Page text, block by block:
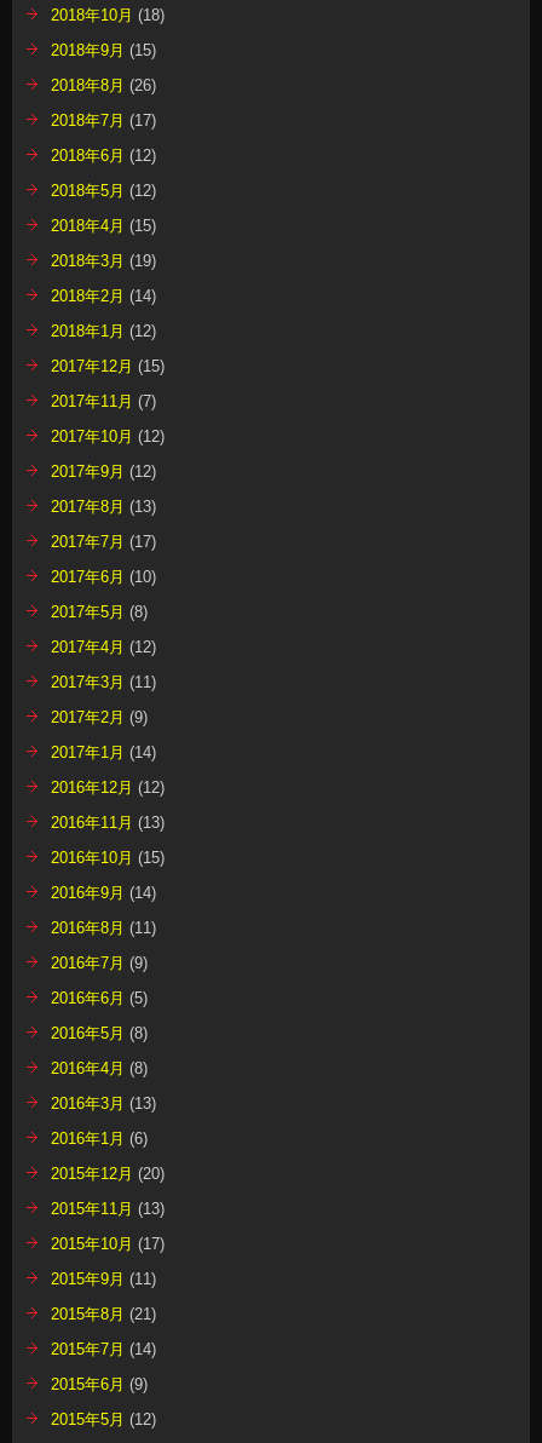
2018年10月 (18)
2018年9月 (15)
2018年8月 (26)
2018年7月 (17)
2018年6月 (12)
2018年5月 (12)
2018年4月 (15)
2018年3月 (19)
2018年2月 (14)
2018年1月 (12)
2017年12月 (15)
2017年11月 (7)
2017年10月 (12)
2017年9月 (12)
2017年8月 (13)
2017年7月 (17)
2017年6月 (10)
2017年5月 (8)
2017年4月 (12)
2017年3月 (11)
2017年2月 (9)
2017年1月 (14)
2016年12月 (12)
2016年11月 (13)
2016年10月 (15)
2016年9月 (14)
2016年8月 (11)
2016年7月 (9)
2016年6月 (5)
2016年5月 (8)
2016年4月 (8)
2016年3月 (13)
2016年1月 (6)
2015年12月 (20)
2015年11月 (13)
2015年10月 (17)
2015年9月 (11)
2015年8月 (21)
2015年7月 (14)
2015年6月 (9)
2015年5月 (12)